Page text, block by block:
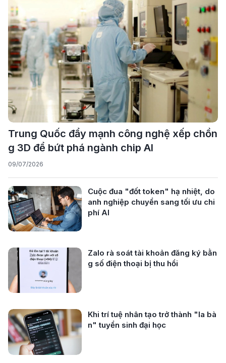
Trung Quốc đẩy mạnh công nghệ xếp chồn
g 3D để bứt phá ngành chip AI
09/07/2026
Cuộc đua "đốt token" hạ nhiệt, do
anh nghiệp chuyển sang tối ưu chi
phí AI
Zalo rà soát tài khoản đăng ký bằn
g số điện thoại bị thu hồi
Khi trí tuệ nhân tạo trở thành "la bà
n" tuyển sinh đại học